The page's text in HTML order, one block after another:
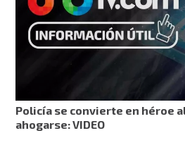
Policía se convierte en héroe
ahogarse: VIDEO